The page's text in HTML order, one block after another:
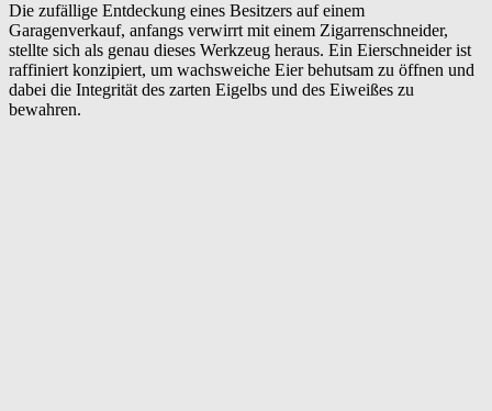
Die zufällige Entdeckung eines Besitzers auf einem
Garagenverkauf, anfangs verwirrt mit einem Zigarrenschneider,
stellte sich als genau dieses Werkzeug heraus. Ein Eierschneider ist
raffiniert konzipiert, um wachsweiche Eier behutsam zu öffnen und
dabei die Integrität des zarten Eigelbs und des Eiweißes zu
bewahren.